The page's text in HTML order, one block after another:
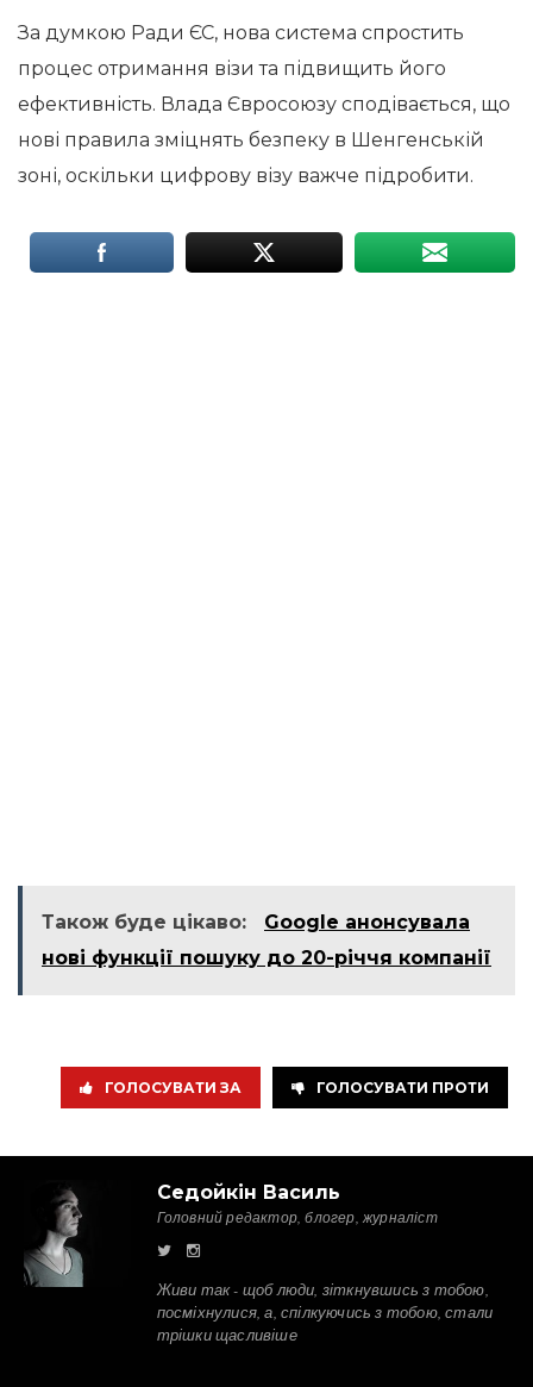
За думкою Ради ЄС, нова система спростить
процес отримання візи та підвищить його
ефективність. Влада Євросоюзу сподівається, що
нові правила зміцнять безпеку в Шенгенській
зоні, оскільки цифрову візу важче підробити.
Також буде цікаво:
Google анонсувала
нові функції пошуку до 20-річчя компанії
ГОЛОСУВАТИ ЗА ГОЛОСУВАТИ ПРОТИ
Седойкін Василь
Головний редактор, блогер, журналіст
Живи так - щоб люди, зіткнувшись з тобою,
посміхнулися, а, спілкуючись з тобою, стали
трішки щасливіше